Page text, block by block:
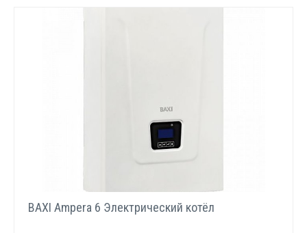
BAXI Ampera 6 Электрический котёл